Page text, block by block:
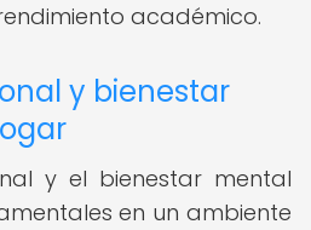
académico.
y bienestar
y el bienestar mental
en un ambiente